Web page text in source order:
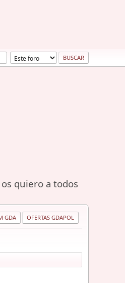
quiero a todos
GDA OFERTAS GDAPOL